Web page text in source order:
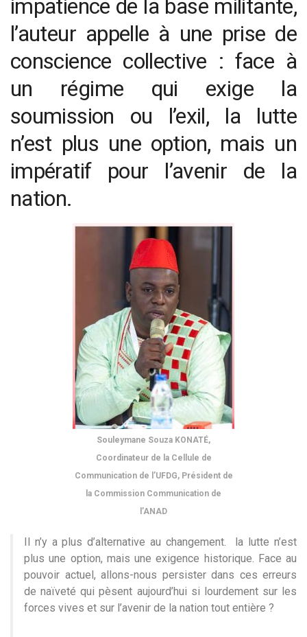
impatience de la base militante,
l’auteur appelle à une prise de
conscience collective : face à
un régime qui exige la
soumission ou l’exil, la lutte
n’est plus une option, mais un
impératif pour l’avenir de la
nation.
Souleymane Souza KONATÉ,
Coordinateur de la Cellule de
Communication de l’UFDG, Président de
la Commission Communication de
l’ANAD
Il n’y a plus d’alternative au changement. la lutte n’est
plus une option, mais une exigence historique. Face au
pouvoir actuel, allons-nous persister dans ces erreurs
de naïveté qui pèsent aujourd’hui si lourdement sur les
forces vives et sur l’avenir de la nation tout entière ?